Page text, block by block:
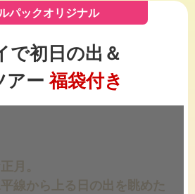
パックオリジナル
で初日の出＆
アー福袋付き
月。
線から上る日の出を眺めた